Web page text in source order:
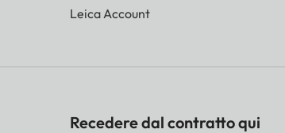
Leica Account
Recedere dal contratto qui